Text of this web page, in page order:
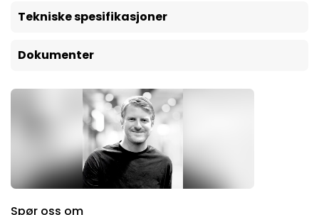
Tekniske spesifikasjoner
Dokumenter
Spør oss om